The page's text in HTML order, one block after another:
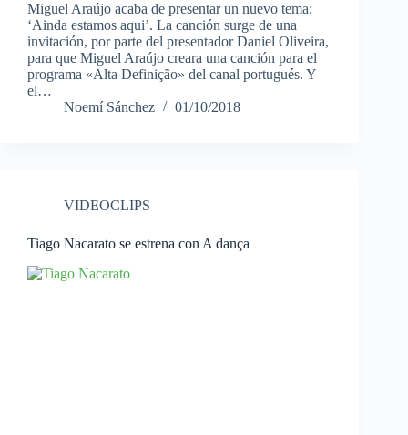
Miguel Araújo acaba de presentar un nuevo tema:
‘Ainda estamos aqui’. La canción surge de una
invitación, por parte del presentador Daniel Oliveira,
para que Miguel Araújo creara una canción para el
programa «Alta Definição» del canal portugués. Y
el…
Noemí Sánchez
01/10/2018
VIDEOCLIPS
Tiago Nacarato se estrena con A dança